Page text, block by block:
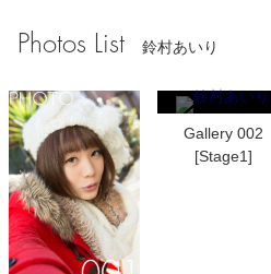
Photos List 鈴村あいり
Gallery 002
[Stage1]